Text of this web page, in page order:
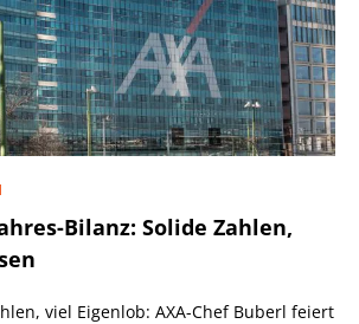
Bilanz: Solide Zahlen,
viel Eigenlob: AXA-Chef Buberl feiert